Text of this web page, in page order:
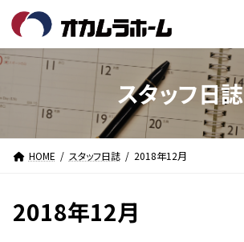
テ
ン
へ
キ
ゲ
ー
ョ
に
スタッフ日誌
HOME スタッフ日誌 2018年12月
2018年12月